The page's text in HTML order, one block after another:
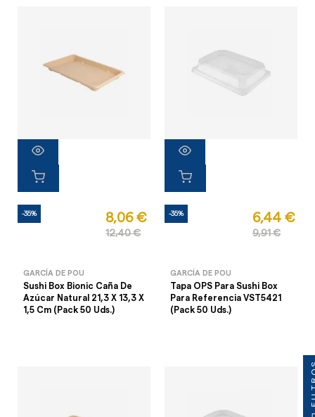
-35% 8,06 €
12,40 €
GARCÍA DE POU
Sushi Box Bionic Caña De
Azúcar Natural 21,3 X 13,3 X
1,5 Cm (Pack 50 Uds.)
-35% 6,44 €
9,91 €
GARCÍA DE POU
Tapa OPS Para Sushi Box
Para Referencia VST5421
(Pack 50 Uds.)